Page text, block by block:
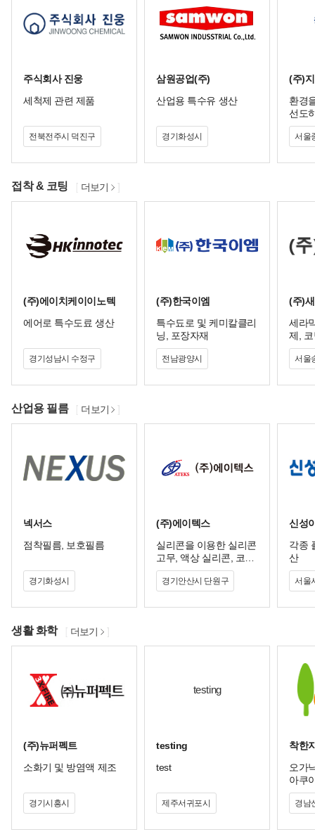
주식회사 진웅
세척제 관련 제품
전북전주시 덕진구
삼원공업(주)
산업용 특수유 생산
경기화성시
(주)
환경
선도
재 전
서울
접착 & 코팅 더보기
(주)에이치케이이노텍
에어로 특수도료 생산
경기성남시 수정구
(주)한국이엠
특수됴로 및 케미칼클리
닝, 포장자재
전남광양시
(주)
세라
제,
프,
열
서울
산업용 필름 더보기
넥서스
점착필름, 보호필름
경기화성시
(주)에이텍스
실리콘을 이용한 실리콘
고무, 액상 실리콘, 코팅
제, 시트 등 다양한 제품
을 생산합니다.
경기안산시 단원구
신성
각종
산
서울
생활 화학 더보기
(주)뉴퍼펙트
소화기 및 방염액 제조
경기시흥시
testing
testing
test
제주서귀포시
착한
오가
아쿠
경남